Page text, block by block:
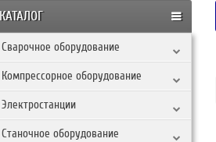
Сварочное оборудование
Компрессорное оборудование
Электростанции
Станочное оборудование